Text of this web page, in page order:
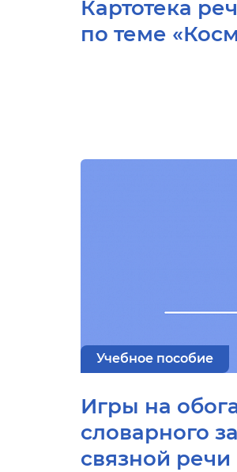
Картотека
по теме
Учебное пособие
Игры на
словарного
связной речи